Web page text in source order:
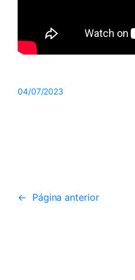
04/07/2023
← Página anterior